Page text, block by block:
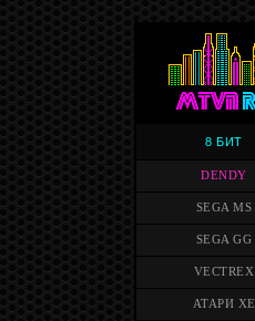
8 БИТ
DENDY
SEGA MS
SEGA GG
VECTREX
АТАРИ XE